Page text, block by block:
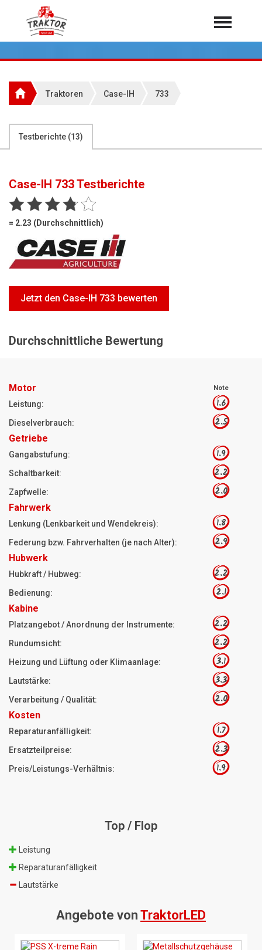
Home
Rundballenpressen
Teleskoplader
Rasentraktoren
Motorsägen
Freischneider
Über 7.000 Testberichte
Traktoren Case-IH 733
Testberichte (13)
Case-IH 733Testberichte
= 2.23 (Durchschnittlich)
Jetzt den Case-IH 733 bewerten
Durchschnittliche Bewertung
Motor Note
Leistung: 1.6
Dieselverbrauch: 2.5
Getriebe
Gangabstufung: 1.9
Schaltbarkeit: 2.2
Zapfwelle: 2.0
Fahrwerk
Lenkung (Lenkbarkeit und Wendekreis): 1.8
Federung bzw. Fahrverhalten (je nach Alter): 2.9
Hubwerk
Hubkraft / Hubweg: 2.2
Bedienung: 2.1
Kabine
Platzangebot / Anordnung der Instrumente: 2.2
Rundumsicht: 2.2
Heizung und Lüftung oder Klimaanlage: 3.1
Lautstärke: 3.3
Verarbeitung / Qualität: 2.0
Kosten
Reparaturanfälligkeit: 1.7
Ersatzteilpreise: 2.3
Preis/Leistungs-Verhältnis: 1.9
Top / Flop
Leistung
Reparaturanfälligkeit
Lautstärke
Angebote von TraktorLED